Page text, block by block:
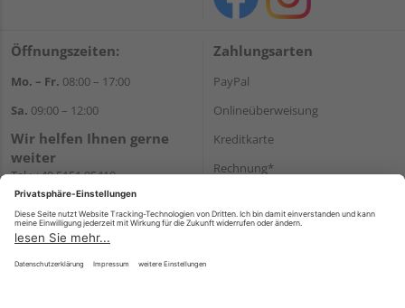
Öffnungszeiten:
Mo. – Fr. 08:00 – 17:00
Sa. 09:00 – 12:00
Wir helfen Ihnen gerne
weiter
Tel.:+49 5151 95410
E-Mail:shop@holzland-koenig.de
Zahlungsarten
PayPal
Onlineüberweisung
Kreditkarte
Rechnung*
Versand